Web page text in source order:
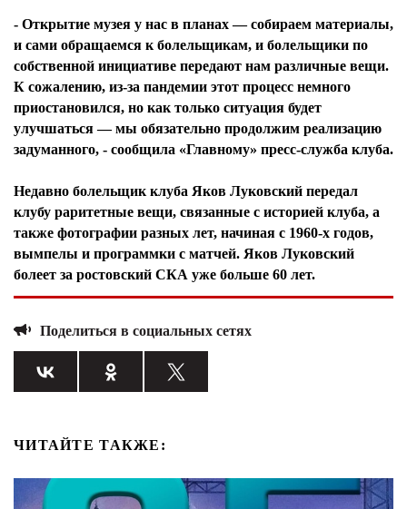
- Открытие музея у нас в планах — собираем материалы,
и сами обращаемся к болельщикам, и болельщики по
собственной инициативе передают нам различные вещи.
К сожалению, из-за пандемии этот процесс немного
приостановился, но как только ситуация будет
улучшаться — мы обязательно продолжим реализацию
задуманного, - сообщила «Главному» пресс-служба клуба.
Недавно болельщик клуба Яков Луковский передал
клубу раритетные вещи, связанные с историей клуба, а
также фотографии разных лет, начиная с 1960-х годов,
вымпелы и программки с матчей. Яков Луковский
болеет за ростовский СКА уже больше 60 лет.
Поделиться в социальных сетях
ЧИТАЙТЕ ТАКЖЕ: